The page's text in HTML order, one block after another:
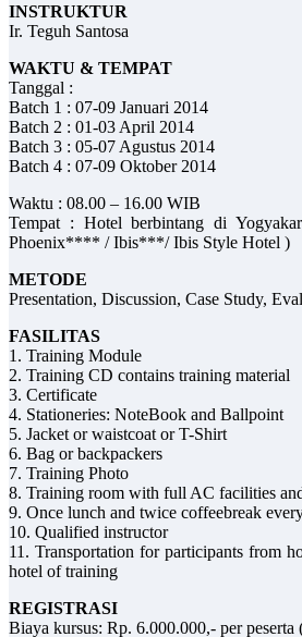
INSTRUKTUR
Ir. Teguh Santosa
WAKTU & TEMPAT
Tanggal :
Batch 1 : 07-09 Januari 2014
Batch 2 : 01-03 April 2014
Batch 3 : 05-07 Agustus 2014
Batch 4 : 07-09 Oktober 2014
Waktu : 08.00 – 16.00 WIB
Tempat : Hotel berbintang di
Phoenix**** / Ibis***/ Ibis Style Hotel )
METODE
Presentation, Discussion, Case Study,
FASILITAS
1. Training Module
2. Training CD contains training material
3. Certificate
4. Stationeries: NoteBook and Ballpoint
5. Jacket or waistcoat or T-Shirt
6. Bag or backpackers
7. Training Photo
8. Training room with full AC facilities
9. Once lunch and twice coffeebreak
10. Qualified instructor
11. Transportation for participants from
hotel of training
REGISTRASI
Biaya kursus: Rp. 6.000.000,- per